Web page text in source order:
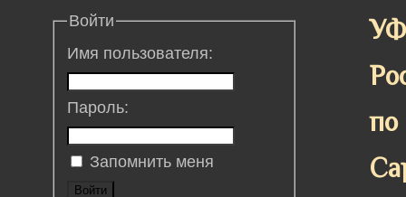
по
Войти
Имя пользователя:
Пароль:
Запомнить меня
Войти